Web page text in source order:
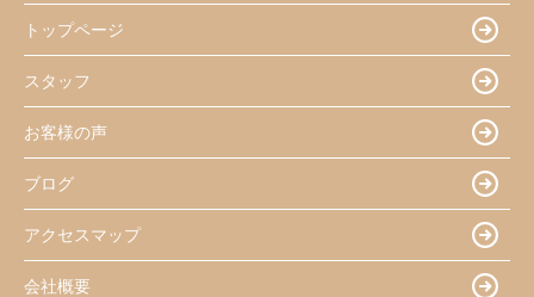
トップページ
スタッフ
お客様の声
ブログ
アクセスマップ
会社概要